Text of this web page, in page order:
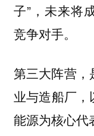
子”，未来将
竞争对手。
第三大阵营，
业与造船厂
能源为核心代